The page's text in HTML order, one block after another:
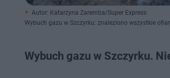
Autor: Katarzyna Zaremba/Super Express
Wybuch gazu w Szczyrku: znaleziono wszystkie
Wybuch gazu w Szczyrku.